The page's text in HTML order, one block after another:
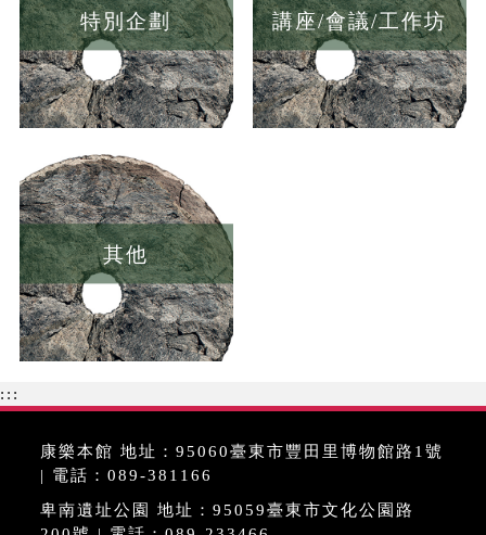
特別企劃 講座/會議/工作坊
其他
:::
康樂本館 地址：95060臺東市豐田里博物館路1號
| 電話：089-381166
卑南遺址公園 地址：95059臺東市文化公園路